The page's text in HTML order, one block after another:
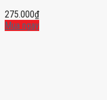
275.000₫
Mua ngay